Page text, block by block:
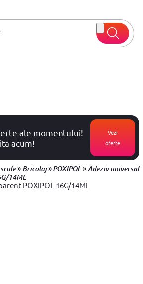
ale momentului!
acum!
Vezi
oferte
» Bricolaj»POXIPOL»Adeziv universal
14ML
POXIPOL 16G/14ML